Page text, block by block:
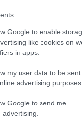
Google to enable
like cookies on
in apps.
my user data to be sent
advertising purposes.
Google to send me
για όλες τις
και το Google News